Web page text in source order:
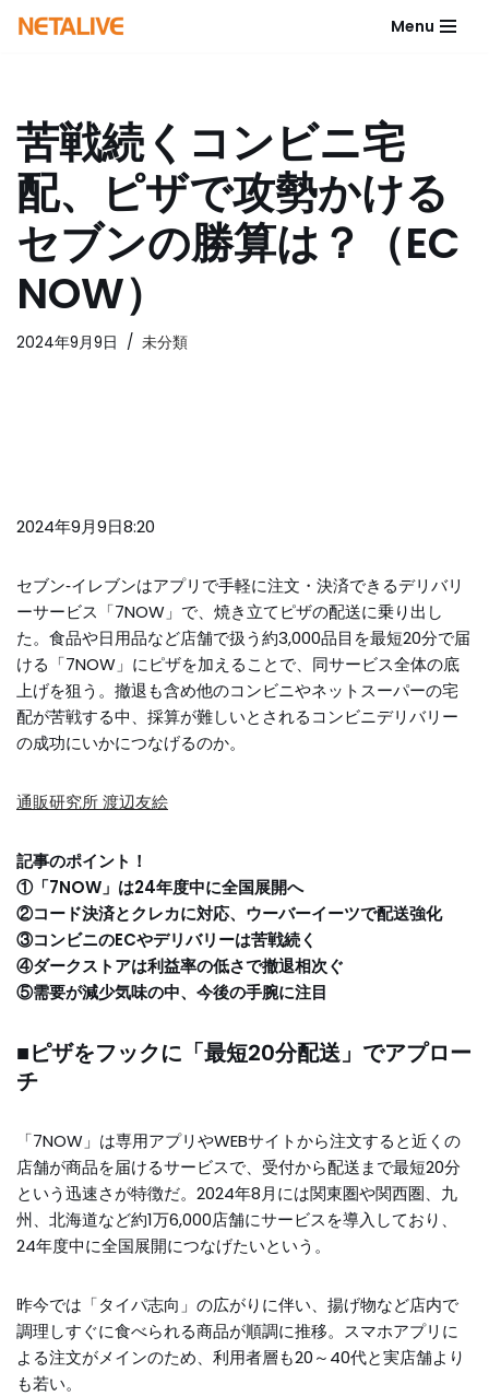
ン
ツ
へ
ス
キ
ッ
プ
Menu
苦戦続くコンビニ宅
配、ピザで攻勢かける
セブンの勝算は？（EC
NOW）
2024年9月9日 未分類
2024年9月9日8:20
セブン‐イレブンはアプリで手軽に注文・決済できるデリバリ
ーサービス「7NOW」で、焼き立てピザの配送に乗り出し
た。食品や日用品など店舗で扱う約3,000品目を最短20分で届
ける「7NOW」にピザを加えることで、同サービス全体の底
上げを狙う。撤退も含め他のコンビニやネットスーパーの宅
配が苦戦する中、採算が難しいとされるコンビニデリバリー
の成功にいかにつなげるのか。
通販研究所 渡辺友絵
記事のポイント！
①「7NOW」は24年度中に全国展開へ
②コード決済とクレカに対応、ウーバーイーツで配送強化
③コンビニのECやデリバリーは苦戦続く
④ダークストアは利益率の低さで撤退相次ぐ
⑤需要が減少気味の中、今後の手腕に注目
■ピザをフックに「最短20分配送」でアプロー
チ
「7NOW」は専用アプリやWEBサイトから注文すると近くの
店舗が商品を届けるサービスで、受付から配送まで最短20分
という迅速さが特徴だ。2024年8月には関東圏や関西圏、九
州、北海道など約1万6,000店舗にサービスを導入しており、
24年度中に全国展開につなげたいという。
昨今では「タイパ志向」の広がりに伴い、揚げ物など店内で
調理しすぐに食べられる商品が順調に推移。スマホアプリに
よる注文がメインのため、利用者層も20～40代と実店舗より
も若い。